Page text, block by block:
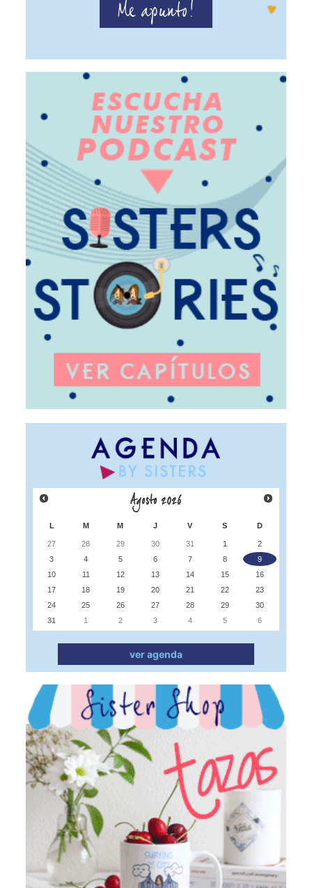
Agosto2026
L M M J V S D
27 28 29 30 31 1
2
3
4 5 6 7 8
9
10
11 12 13 14 15
16
17
18 19 20 21 22
23
24
25 26 27 28 29
30
31
1 2 3 4 5 6
ver agenda